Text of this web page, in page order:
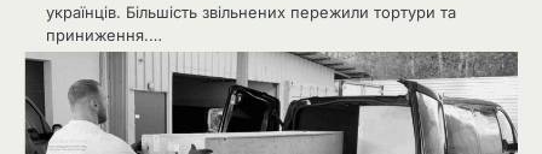
українців. Більшість звільнених пережили тортури та
приниження.…